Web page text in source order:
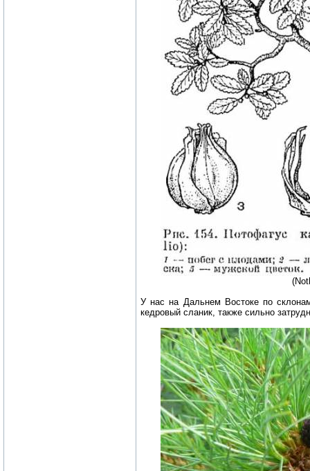
У нас на Дальнем Востоке по
кедровый сланик, также сильно